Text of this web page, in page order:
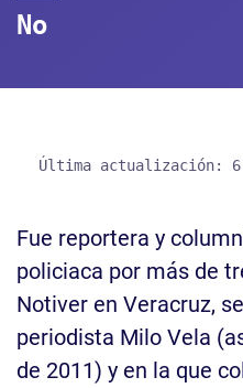
No
Última actualización:
Fue reportera y
policiaca por más de
Notiver en Veracruz,
periodista Milo Vela
de 2011) y en la que